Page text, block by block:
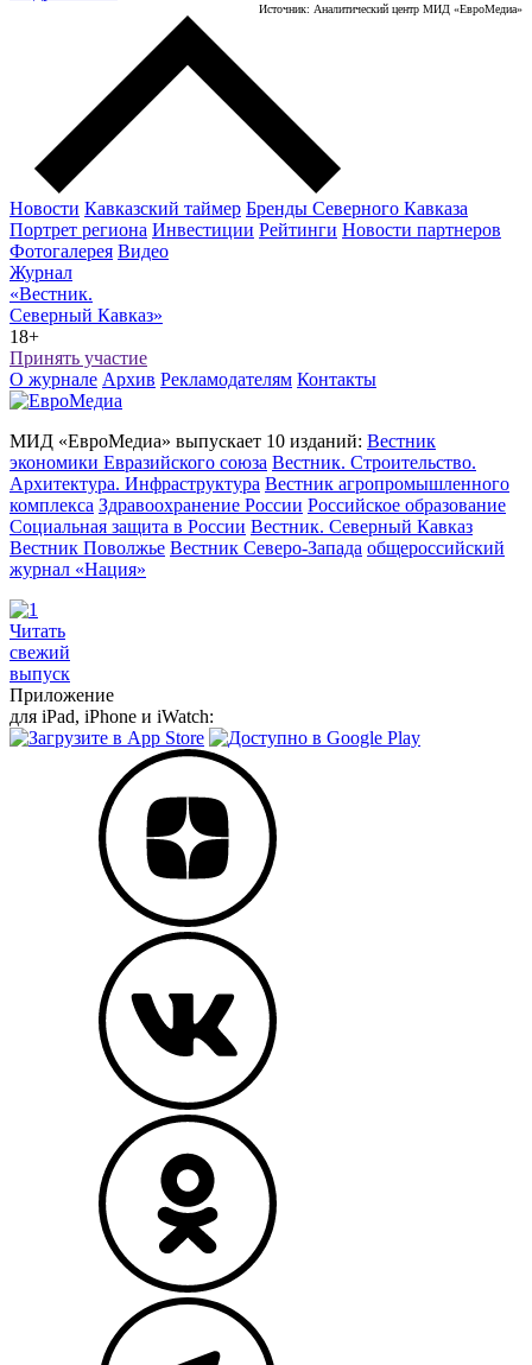
Источник: Аналитический центр МИД «ЕвроМедиа»
Новости Кавказский таймер Бренды Северного Кавказа
Портрет региона Инвестиции Рейтинги Новости партнеров
Фотогалерея Видео
Журнал
«Вестник.
Северный Кавказ»
18+
Принять участие
О журнале Архив Рекламодателям Контакты
МИД «ЕвроМедиа» выпускает 10 изданий: Вестник
экономики Евразийского союза Вестник. Строительство.
Архитектура. Инфраструктура Вестник агропромышленного
комплекса Здравоохранение России Российское образование
Социальная защита в России Вестник. Северный Кавказ
Вестник Поволжье Вестник Северо-Запада общероссийский
журнал «Нация»
Читать
свежий
выпуск
Приложение
для iPad, iPhone и iWatch: